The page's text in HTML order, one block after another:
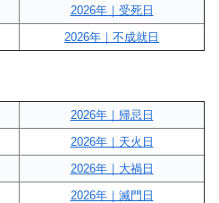
2026年｜受死日
2026年｜不成就日
2026年｜帰忌日
2026年｜天火日
2026年｜大禍日
2026年｜滅門日